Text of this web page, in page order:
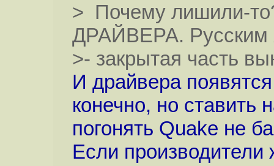
> Почему лишили-
ДРАЙВЕРА. Русским
>- закрытая часть
И драйвера
конечно, но ставить
погонять Quake не
Если